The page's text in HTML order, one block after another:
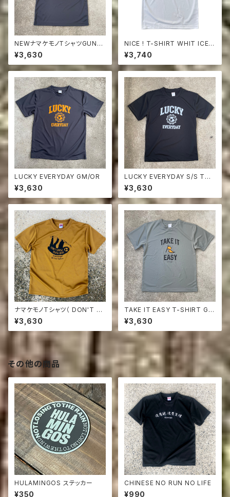
NEWナマケモノTシャツGUNM
ETA/ ORG（ DON'T THROW
TRASH HERE )
¥3,630
NICE ! T-SHIRT WHIT ICEG
RAY
¥3,740
LUCKY EVERYDAY GM/OR
¥3,630
LUCKY EVERYDAY S/S Tシ
ャツBLACK
¥3,630
ナマケモノTシャツ（ DON'T T
HROW TRASH HERE ) コヨ
ーテブラウン
¥3,630
TAKE IT EASY T-SHIRT GR
AY
¥3,630
その他の商品
HULAMINGOS ステッカー
¥350
CHINESE NO RUN NO LIFE
¥990